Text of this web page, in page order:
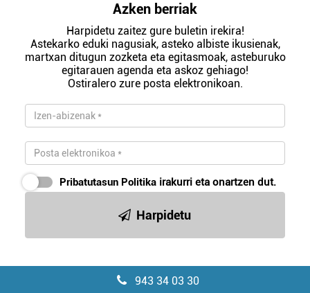
Azken berriak
Harpidetu zaitez gure buletin irekira!
Astekarko eduki nagusiak, asteko albiste ikusienak,
martxan ditugun zozketa eta egitasmoak, asteburuko
egitarauen agenda eta askoz gehiago!
Ostiralero zure posta elektronikoan.
Pribatutasun Politika irakurri eta onartzen dut.
Harpidetu
943 34 03 30